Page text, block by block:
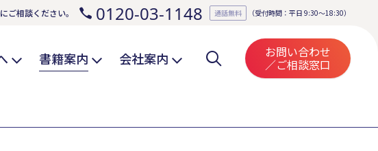
相談ください。 0120-03-1148 通話無料 （受付時間：平日 9:30～18:30）
書籍案内 会社案内 お問い合わせ
／ご相談窓口